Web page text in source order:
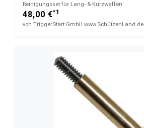
Reinigungsset für Lang- & Kurzwaffen
48,00 €*1
von TriggerStart GmbH www.SchützenLand.de